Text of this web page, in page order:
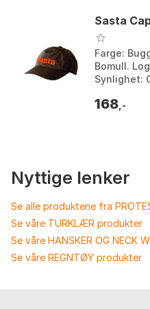
Sasta
Farge:
Bomull.
Synlighet:
168 ,-
Nyttige lenker
Se alle produktene fra
Se våre TURKLÆR produkter
Se våre HANSKER OG NECK
Se våre REGNTØY produkter